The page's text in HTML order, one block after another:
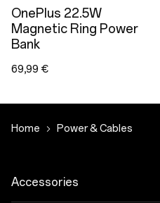
OnePlus 22.5W
Magnetic Ring Power
Bank
69,99 €
Home Power & Cables
Accessories